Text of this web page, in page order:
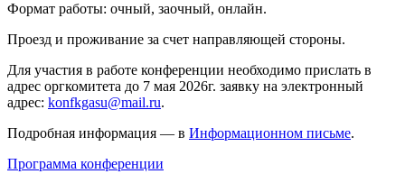
Формат работы: очный, заочный, онлайн.
Проезд и проживание за счет направляющей стороны.
Для участия в работе конференции необходимо прислать в
адрес оргкомитета до 7 мая 2026г. заявку на электронный
адрес: konfkgasu@mail.ru.
Подробная информация — в Информационном письме.
Программа конференции